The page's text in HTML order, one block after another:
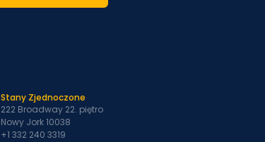
Stany Zjednoczone
222 Broadway 22. piętro
Nowy Jork 10038
+1 332 240 3319